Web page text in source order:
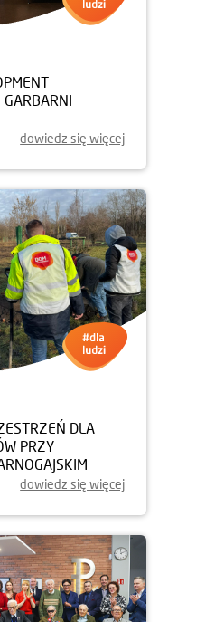
GARBARNI
dowiedz się więcej
DLA
PRZY
dowiedz się więcej